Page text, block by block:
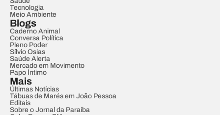
Tecnologia
Meio Ambiente
Blogs
Caderno Animal
Conversa Política
Pleno Poder
Sílvio Osias
Saúde Alerta
Mercado em Movimento
Papo Íntimo
Mais
Últimas Notícias
Tábuas de Marés em João Pessoa
Editais
Sobre o Jornal da Paraíba